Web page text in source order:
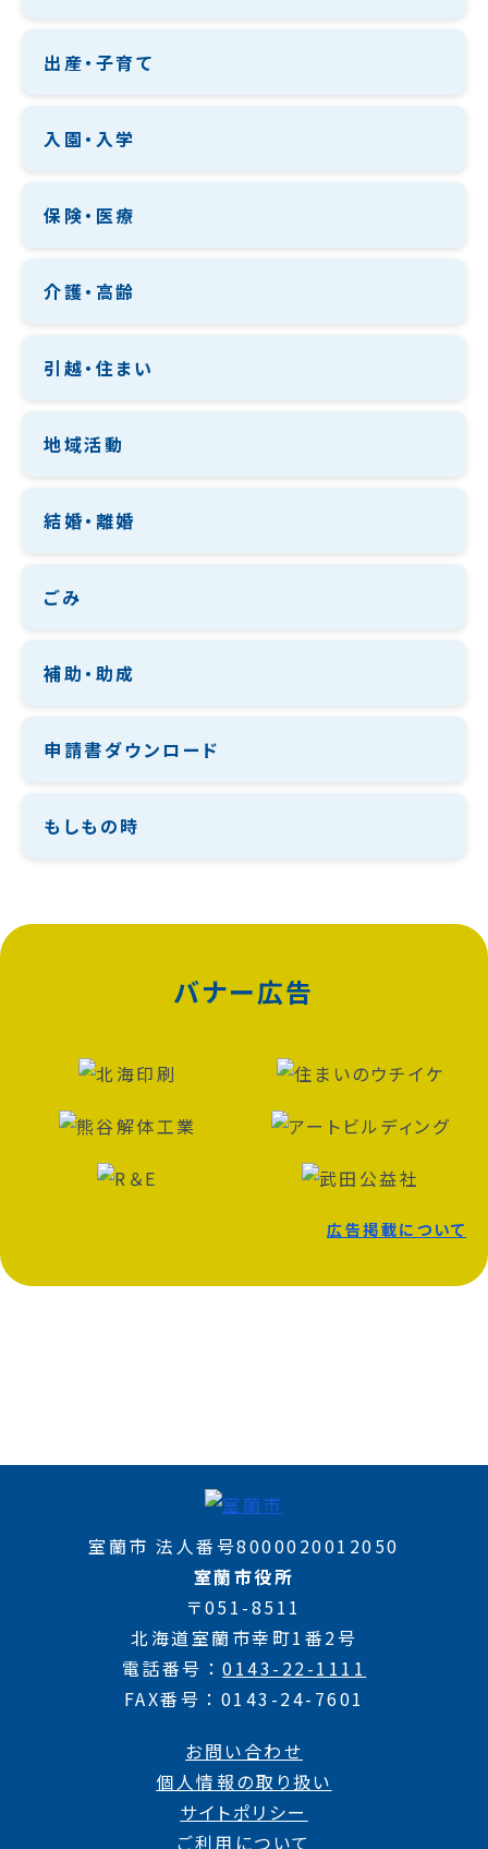
出産・子育て
入園・入学
保険・医療
介護・高齢
引越・住まい
地域活動
結婚・離婚
ごみ
補助・助成
申請書ダウンロード
もしもの時
バナー広告
広告掲載について
室蘭市 法人番号8000020012050
室蘭市役所
〒051-8511
北海道室蘭市幸町1番2号
電話番号
0143-22-1111
FAX番号
0143-24-7601
お問い合わせ
個人情報の取り扱い
サイトポリシー
ご利用について